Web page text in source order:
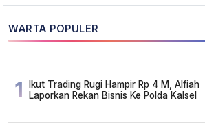
WARTA POPULER
1
Ikut Trading Rugi Hampir Rp 4 M, Alfiah
Laporkan Rekan Bisnis Ke Polda Kalsel